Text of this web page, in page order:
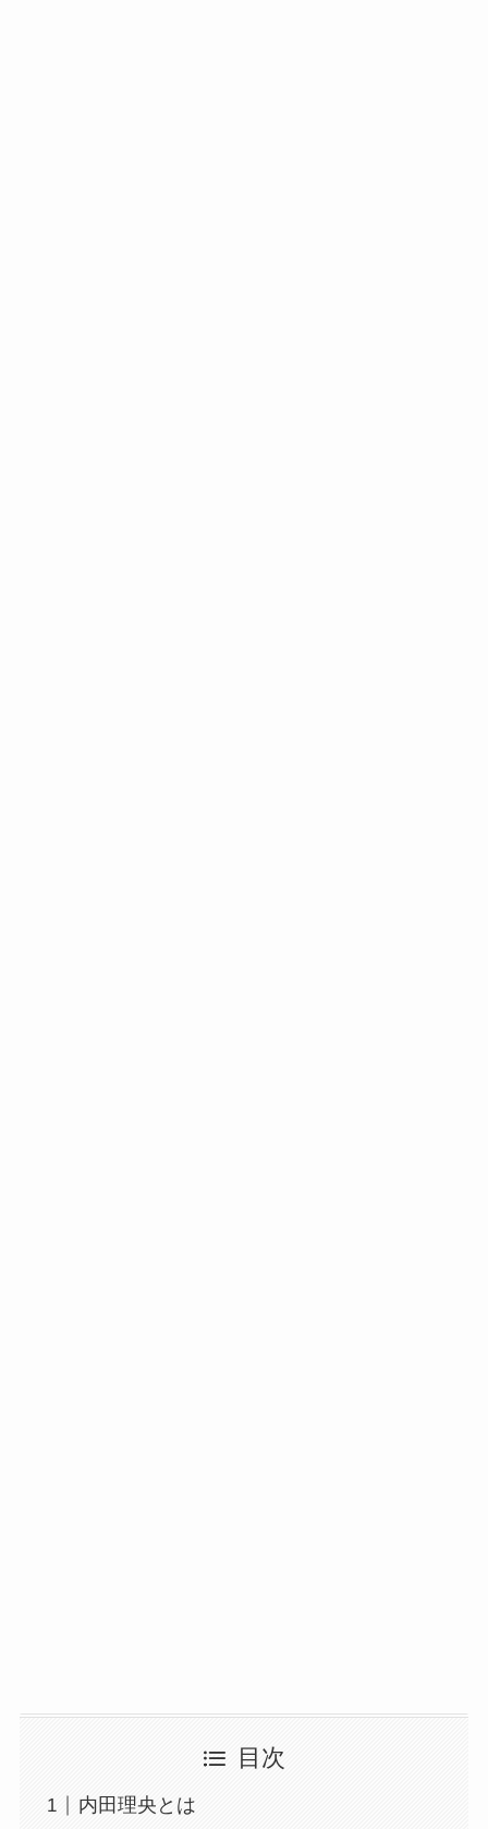
目次
内田理央とは